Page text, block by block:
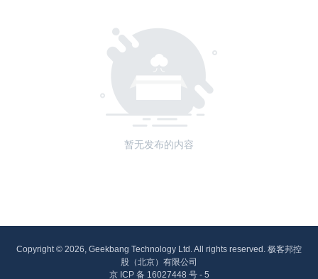
暂无发布的内容
Copyright © 2026, Geekbang Technology Ltd. All rights reserved. 极客邦控
股（北京）有限公司
京 ICP 备 16027448 号 - 5